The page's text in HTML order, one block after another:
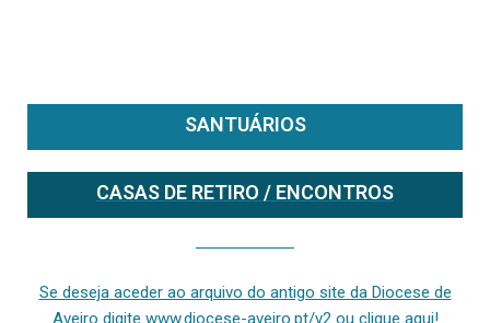
SANTUÁRIOS
CASAS DE RETIRO / ENCONTROS
Se deseja aceder ao arquivo do antigo site da Diocese de
Aveiro digite www.diocese-aveiro.pt/v2 ou clique aqui!